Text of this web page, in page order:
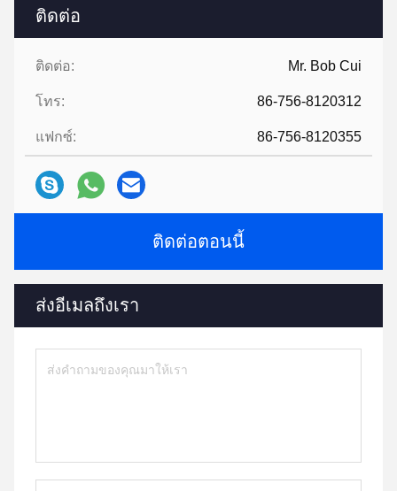
ติดต่อ
ติดต่อ: Mr. Bob Cui
โทร: 86-756-8120312
แฟกซ์: 86-756-8120355
ติดต่อตอนนี้
ส่งอีเมลถึงเรา